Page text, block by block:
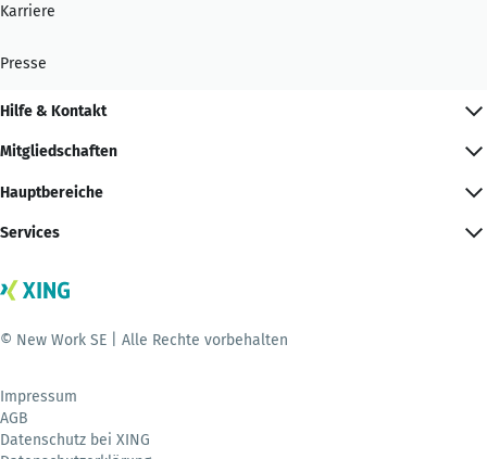
Karriere
Presse
Hilfe & Kontakt
Mitgliedschaften
Hauptbereiche
Services
© New Work SE | Alle Rechte vorbehalten
Impressum
AGB
Datenschutz bei XING